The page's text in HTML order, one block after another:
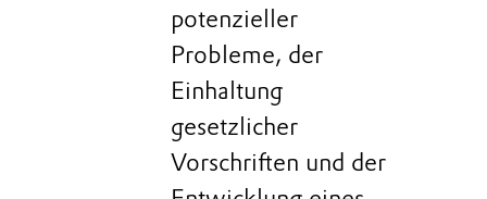
potenzieller
Probleme, der
Einhaltung
gesetzlicher
Vorschriften und der